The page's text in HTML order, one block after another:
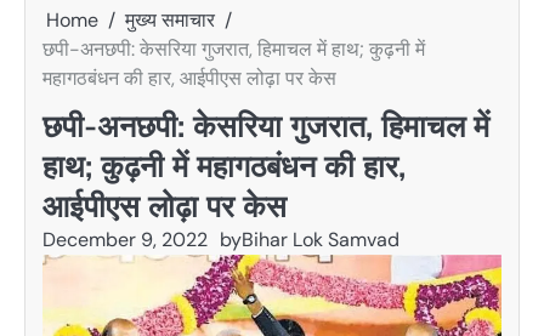
Home
मुख्य समाचार
छपी-अनछपी: केसरिया गुजरात, हिमाचल में हाथ; कुढ़नी में
महागठबंधन की हार, आईपीएस लोढ़ा पर केस
छपी-अनछपी: केसरिया गुजरात, हिमाचल में
हाथ; कुढ़नी में महागठबंधन की हार,
आईपीएस लोढ़ा पर केस
December 9, 2022 byBihar Lok Samvad